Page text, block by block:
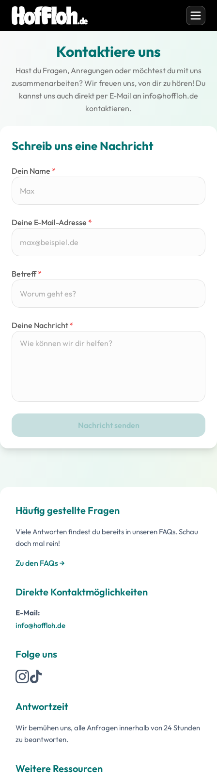
Kontaktiere uns
Hast du Fragen, Anregungen oder möchtest du mit uns
zusammenarbeiten? Wir freuen uns, von dir zu hören! Du
kannst uns auch direkt per E-Mail an info@hoffloh.de
kontaktieren.
Schreib uns eine Nachricht
Dein Name *
Deine E-Mail-Adresse *
Betreff*
Deine Nachricht *
Nachricht senden
Häufig gestellte Fragen
Viele Antworten findest du bereits in unseren FAQs. Schau
doch mal rein!
Zu den FAQs →
Direkte Kontaktmöglichkeiten
E-Mail:
info@hoffloh.de
Folge uns
Antwortzeit
Wir bemühen uns, alle Anfragen innerhalb von 24 Stunden
zu beantworten.
Weitere Ressourcen